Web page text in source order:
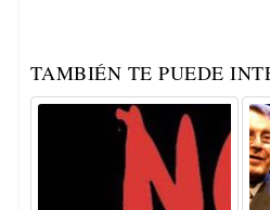
TAMBIÉN TE PUEDE